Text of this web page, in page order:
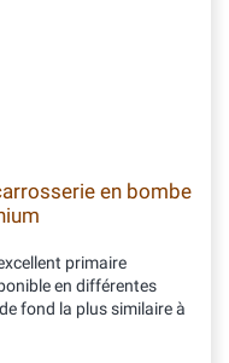
en bombe
primaire
en différentes
fond la plus similaire à